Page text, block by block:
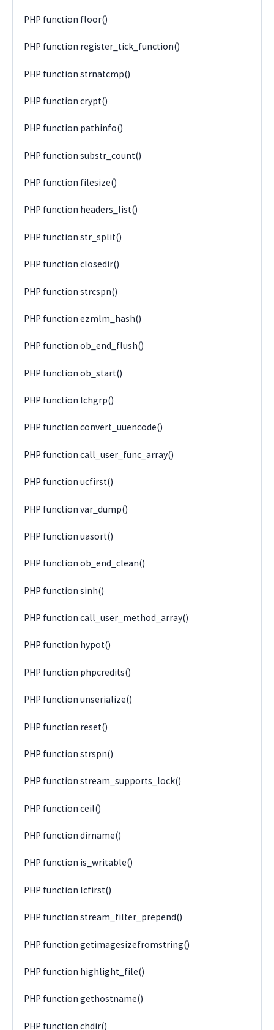
PHP function floor()
PHP function register_tick_function()
PHP function strnatcmp()
PHP function crypt()
PHP function pathinfo()
PHP function substr_count()
PHP function filesize()
PHP function headers_list()
PHP function str_split()
PHP function closedir()
PHP function strcspn()
PHP function ezmlm_hash()
PHP function ob_end_flush()
PHP function ob_start()
PHP function lchgrp()
PHP function convert_uuencode()
PHP function call_user_func_array()
PHP function ucfirst()
PHP function var_dump()
PHP function uasort()
PHP function ob_end_clean()
PHP function sinh()
PHP function call_user_method_array()
PHP function hypot()
PHP function phpcredits()
PHP function unserialize()
PHP function reset()
PHP function strspn()
PHP function stream_supports_lock()
PHP function ceil()
PHP function dirname()
PHP function is_writable()
PHP function lcfirst()
PHP function stream_filter_prepend()
PHP function getimagesizefromstring()
PHP function highlight_file()
PHP function gethostname()
PHP function chdir()